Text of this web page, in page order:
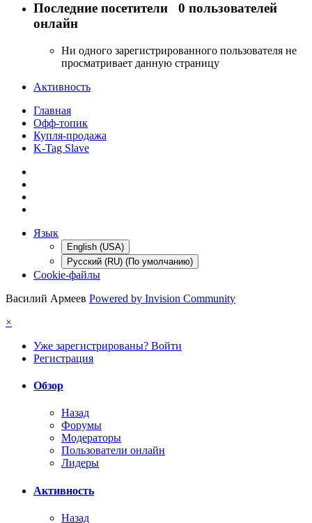
Последние посетители 0 пользователей
онлайн
Ни одного зарегистрированного пользователя не
просматривает данную страницу
Активность
Главная
Офф-топик
Купля-продажа
K-Tag Slave
Язык
English (USA)
Русский (RU) (По умолчанию)
Cookie-файлы
Василий Армеев Powered by Invision Community
×
Уже зарегистрированы? Войти
Регистрация
Обзор
Назад
Форумы
Модераторы
Пользователи онлайн
Лидеры
Активность
Назад